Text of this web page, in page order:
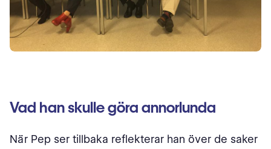
Vad han skulle göra annorlunda
När Pep ser tillbaka reflekterar han över de saker